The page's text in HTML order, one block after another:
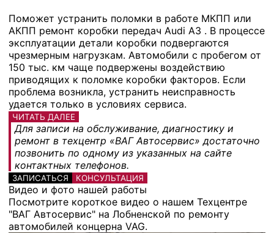
Поможет устранить поломки в работе МКПП или
АКПП ремонт коробки передач Audi A3 . В процессе
эксплуатации детали коробки подвергаются
чрезмерным нагрузкам. Автомобили с пробегом от
150 тыс. км чаще подвержены воздействию
приводящих к поломке коробки факторов. Если
проблема возникла, устранить неисправность
удается только в условиях сервиса.
ЧИТАТЬ ДАЛЕЕ
Для записи на обслуживание, диагностику и
ремонт в техцентр «ВАГ Автосервис» достаточно
позвонить по одному из указанных на сайте
контактных телефонов.
ЗАПИСАТЬСЯ КОНСУЛЬТАЦИЯ
Видео и фото нашей работы
Посмотрите короткое видео о нашем Техцентре
"ВАГ Автосервис" на Лобненской по ремонту
автомобилей концерна VAG.